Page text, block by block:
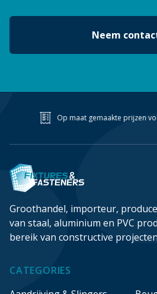
Neem
Op maat gemaakte prijzen
Groothandel, importeur,
van staal, aluminium en PVC
bereik van constructive
CATEGORIES